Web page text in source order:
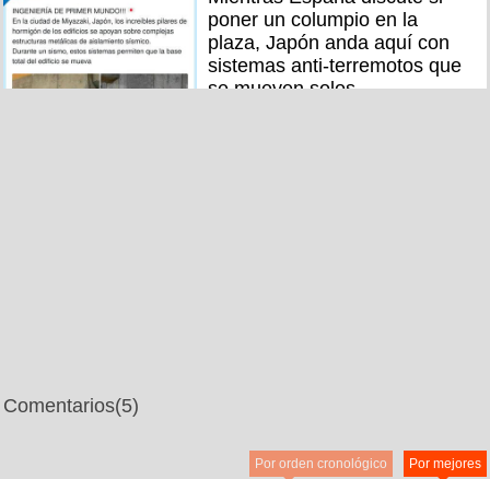
poner un columpio en la
plaza, Japón anda aquí con
sistemas anti-terremotos que
se mueven solos
Comentarios(5)
Por mejores
Por orden cronológico